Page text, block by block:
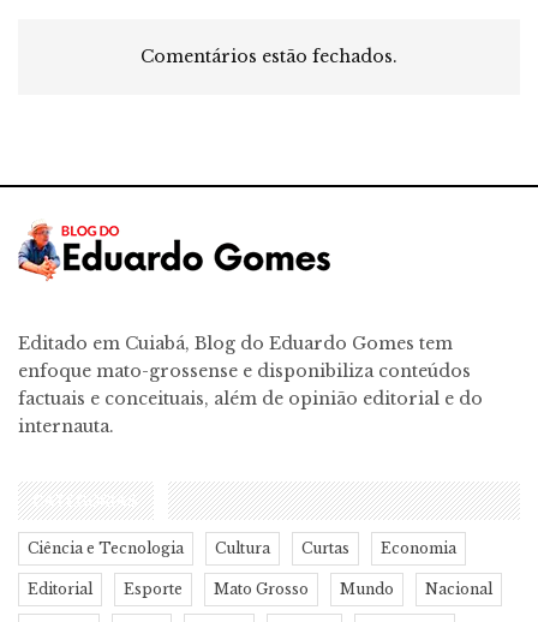
Comentários estão fechados.
Editado em Cuiabá, Blog do Eduardo Gomes tem
enfoque mato-grossense e disponibiliza conteúdos
factuais e conceituais, além de opinião editorial e do
internauta.
CATEGORIAS
Ciência e Tecnologia Cultura Curtas Economia
Editorial Esporte Mato Grosso Mundo Nacional